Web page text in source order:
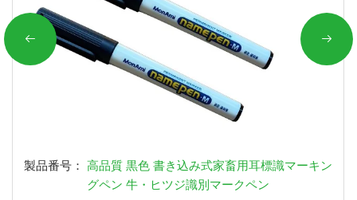
製品番号： 高品質 黒色 書き込み式家畜用耳標識マーキン
グペン 牛・ヒツジ識別マークペン